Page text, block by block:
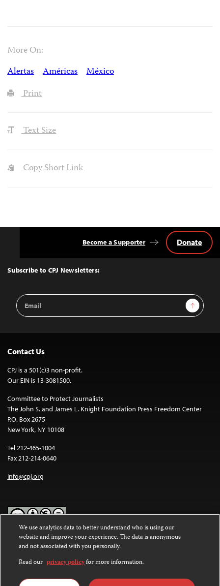
More On:
Alertas
Américas
México
Print
Text Size
Copy Short Link
Top
Subscribe to CPJ Newsletters:
Email
Address
Sign Up
Become a Supporter Donate
Contact Us
CPJ is a 501(c)3 non-profit.
Our EIN is 13-3081500.
Committee to Protect Journalists
The John S. and James L. Knight Foundation Press Freedom Center
P.O. Box 2675
New York, NY 10108
Tel 212-465-1004
Fax 212-214-0640
info@cpj.org
Except where noted, text on this website is licensed under a
Commons Attribution-NonCommercial-NoDerivatives 4.0
International License.
Images and other media are not covered by the Creative Commons
We use analytics data to better understand who is using our
website and improve your experience. The data is anonymous
and not associated with you personally.
Read our privacy policyfor more information.